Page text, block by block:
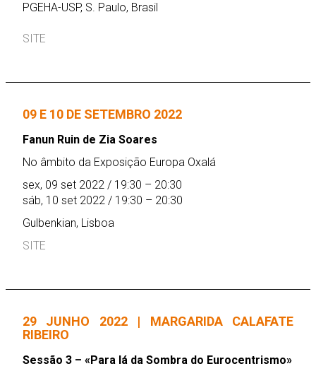
PGEHA-USP, S. Paulo, Brasil
SITE
09 E 10 DE SETEMBRO 2022
Fanun Ruin de Zia Soares
No âmbito da Exposição Europa Oxalá
sex, 09 set 2022 / 19:30 – 20:30
sáb, 10 set 2022 / 19:30 – 20:30
Gulbenkian, Lisboa
SITE
29 JUNHO 2022 | MARGARIDA CALAFATE
RIBEIRO
Sessão 3 – «Para lá da Sombra do Eurocentrismo»